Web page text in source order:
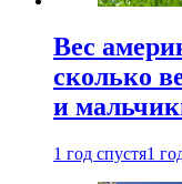
Вес
сколько
и
1 год спустя1